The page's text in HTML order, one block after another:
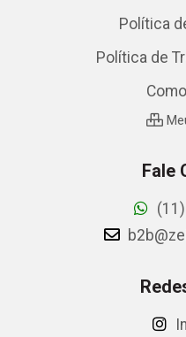
Política
Política de
Fale